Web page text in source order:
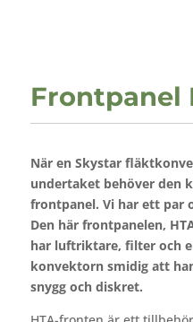
Frontpanel
När en Skystar
undertaket behöver den
frontpanel. Vi har ett par
Den här frontpanelen,
har luftriktare, filter och
konvektorn smidig att
snygg och diskret.